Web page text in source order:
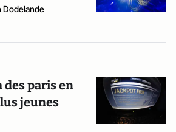
Dodelande
paris en
jeunes